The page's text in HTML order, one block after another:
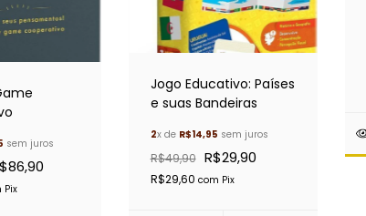
sem juros
Pix
Jogo Educativo: Países
e suas Bandeiras
2x de R$14,95 sem juros
R$49,90 R$29,90
R$29,60 com Pix